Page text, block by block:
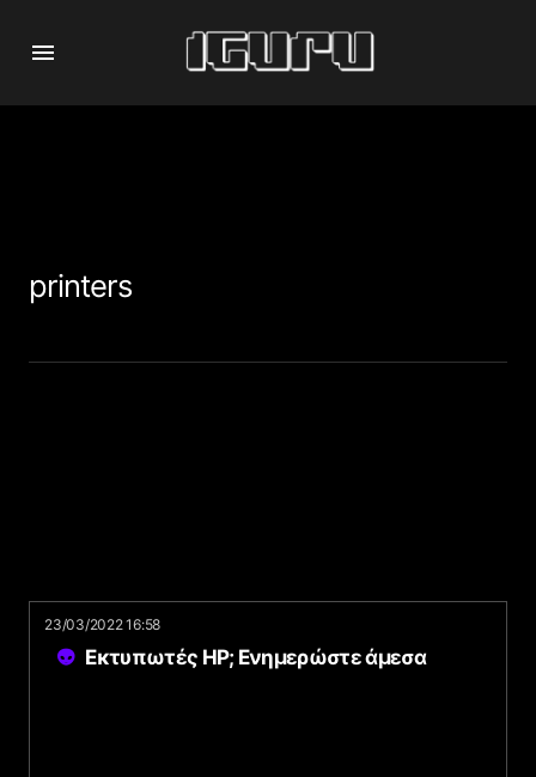
printers
23/03/2022 16:58
Εκτυπωτές HP; Ενημερώστε άμεσα